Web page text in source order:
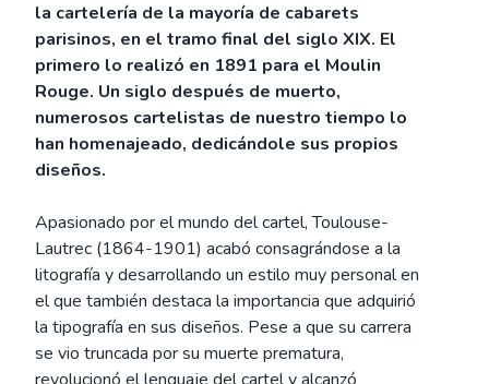
la cartelería de la mayoría de cabarets
parisinos, en el tramo final del siglo XIX. El
primero lo realizó en 1891 para el Moulin
Rouge. Un siglo después de muerto,
numerosos cartelistas de nuestro tiempo lo
han homenajeado, dedicándole sus propios
diseños.
Apasionado por el mundo del cartel, Toulouse-
Lautrec (1864-1901) acabó consagrándose a la
litografía y desarrollando un estilo muy personal en
el que también destaca la importancia que adquirió
la tipografía en sus diseños. Pese a que su carrera
se vio truncada por su muerte prematura,